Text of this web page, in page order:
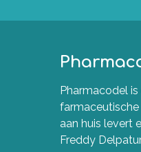
Pharmacodel
aan huis levert
Freddy